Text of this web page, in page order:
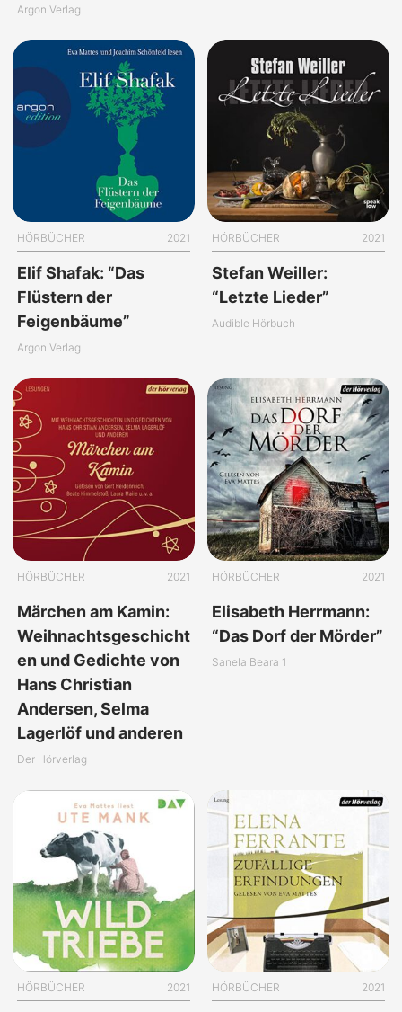
Argon Verlag
HÖRBÜCHER 2021
Elif Shafak: “Das
Flüstern der
Feigenbäume”
Argon Verlag
HÖRBÜCHER 2021
Stefan Weiller:
“Letzte Lieder”
Audible Hörbuch
HÖRBÜCHER 2021
Märchen am Kamin:
Weihnachtsgeschicht
en und Gedichte von
Hans Christian
Andersen, Selma
Lagerlöf und anderen
Der Hörverlag
HÖRBÜCHER 2021
Elisabeth Herrmann:
“Das Dorf der Mörder”
Sanela Beara 1
HÖRBÜCHER 2021 HÖRBÜCHER 2021